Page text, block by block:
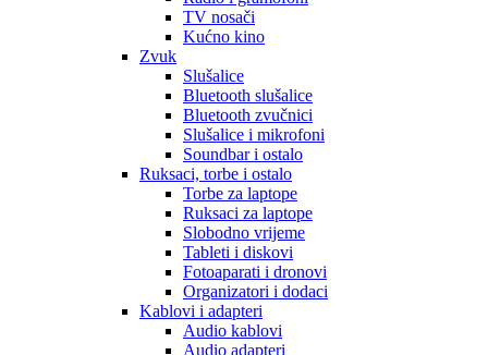
TV nosači
Kućno kino
Zvuk
Slušalice
Bluetooth slušalice
Bluetooth zvučnici
Slušalice i mikrofoni
Soundbar i ostalo
Ruksaci, torbe i ostalo
Torbe za laptope
Ruksaci za laptope
Slobodno vrijeme
Tableti i diskovi
Fotoaparati i dronovi
Organizatori i dodaci
Kablovi i adapteri
Audio kablovi
Audio adapteri